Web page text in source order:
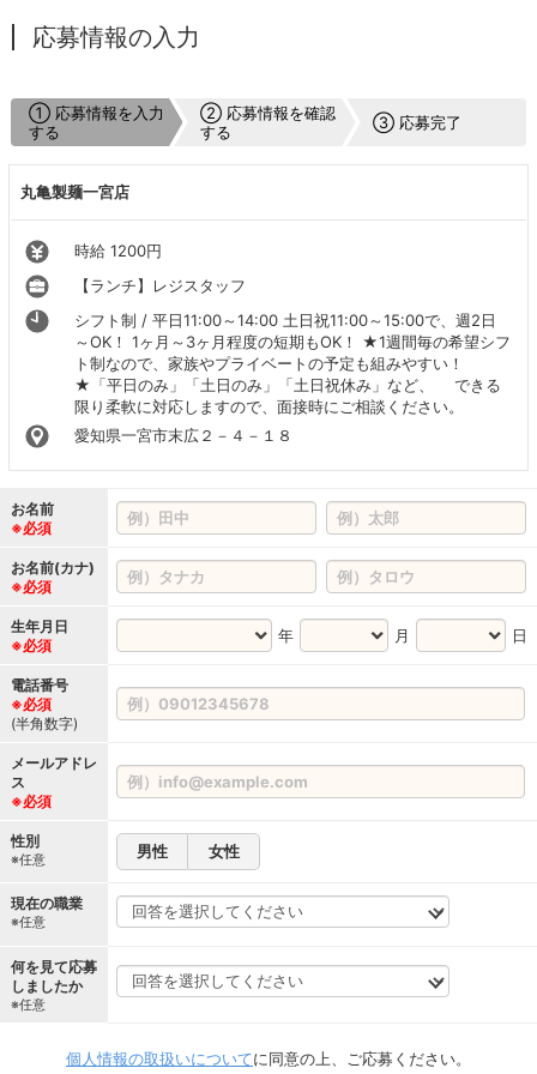
応募情報の入力
① 応募情報を入力
する
② 応募情報を確認
する
③ 応募完了
丸亀製麺一宮店
時給 1200円
【ランチ】レジスタッフ
シフト制 / 平日11:00～14:00 土日祝11:00～15:00で、週2日
～OK！ 1ヶ月～3ヶ月程度の短期もOK！ ★1週間毎の希望シフ
ト制なので、家族やプライベートの予定も組みやすい！
★「平日のみ」「土日のみ」「土日祝休み」など、 できる
限り柔軟に対応しますので、面接時にご相談ください。
愛知県一宮市末広２－４－１８
お名前
※必須
お名前(カナ)
※必須
生年月日
※必須
年 月 日
電話番号
※必須
(半角数字)
メールアドレ
ス
※必須
性別
※任意 男性 女性
現在の職業
※任意
何を見て応募
しましたか
※任意
個人情報の取扱いについてに同意の上、ご応募ください。